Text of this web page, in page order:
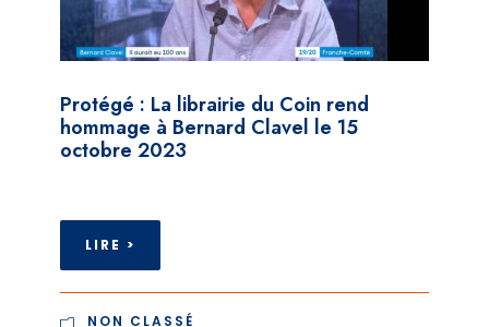
Protégé : La librairie du Coin rend
hommage à Bernard Clavel le 15
octobre 2023
LIRE >
NON CLASSÉ